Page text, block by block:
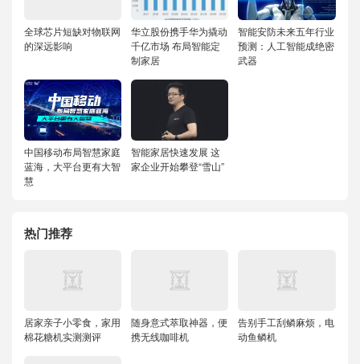
全球芯片短缺对物联网
的深远影响
华立股份携手华为撬动
千亿市场 布局智能定
制家居
智能安防未来五年行业
预测：人工智能成绝密
武器
中国移动布局智慧家庭
蓝海，大平台更有大智
慧
智能家居快速发展 这
家企业开始攀登“雪山”
热门推荐
居家亲子小零食，家用
棉花糖机实测测评
随身意式萃取神器，便
携无线咖啡机
告别手工刮鳞麻烦，电
动鱼鳞机